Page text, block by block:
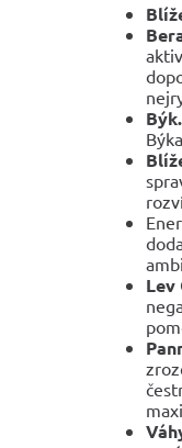
Býk.
Lev